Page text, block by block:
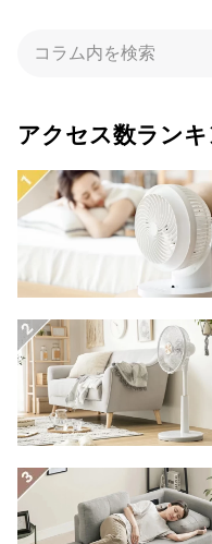
アクセス数ラン